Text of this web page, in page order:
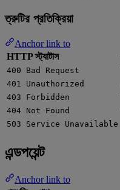
ত্রুটির প্রতিক্রিয়া
Anchor link to
HTTP স্ট্যাটাস
400 Bad Request
401 Unauthorized
403 Forbidden
404 Not Found
503 Service Unavailable
এন্ডপয়েন্ট
Anchor link to